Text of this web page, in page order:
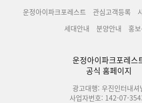
운정아이파크포레스트 관심고객등록
세대안내
분양안내 홍
운정아이파크포레스
공식 홈페이지
광고대행: 우진인터내셔
사업자번호: 142-07-